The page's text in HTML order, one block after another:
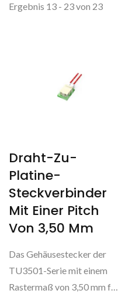
Ergebnis 13 - 23 von 23
Draht-Zu-
Platine-
Steckverbinder
Mit Einer Pitch
Von 3,50 Mm
Das Gehäusestecker der
TU3501-Serie mit einem
Rastermaß von 3,50 mm für